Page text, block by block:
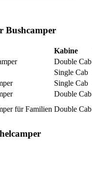
Bushcamper
Kabine
Double Cab
Single Cab
Single Cab
Double Cab
für Familien Double Cab